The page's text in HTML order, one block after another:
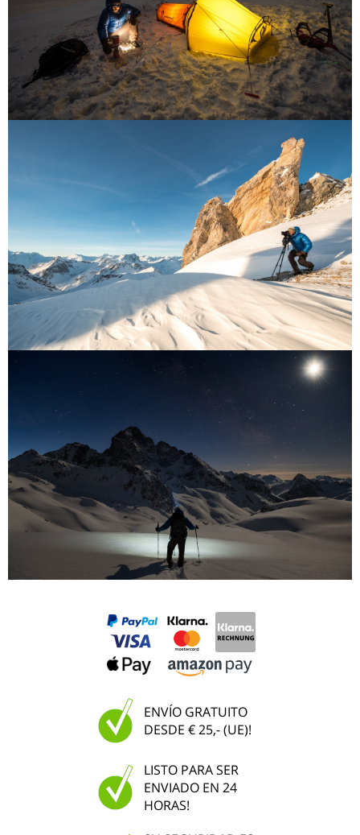
ENVÍO GRATUITO
DESDE € 25,- (UE)!
LISTO PARA SER
ENVIADO EN 24
HORAS!